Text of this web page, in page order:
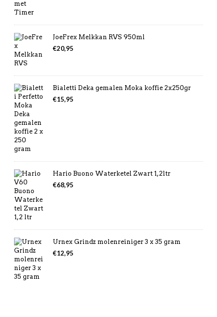
JoeFrex Melkkan RVS 950ml
€20,95
Bialetti Deka gemalen Moka koffie 2x250gr
€15,95
Hario Buono Waterketel Zwart 1,2ltr
€68,95
Urnex Grindz molenreiniger 3 x 35 gram
€12,95